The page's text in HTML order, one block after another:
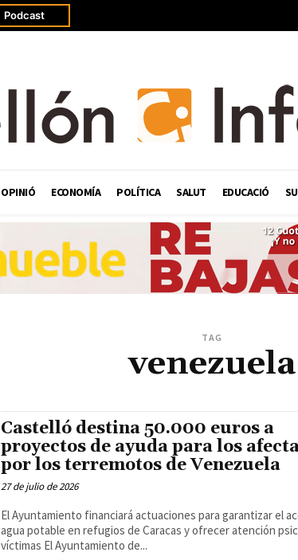
Podcast
OPINIÓ ECONOMÍA POLÍTICA SALUT EDUCACIÓ
TAG
venezuela
Castelló destina 50.000 euros a
proyectos de ayuda para los
por los terremotos de Venezuela
27 de julio de 2026
El Ayuntamiento financiará actuaciones para garantizar el
agua potable en refugios de Caracas y ofrecer atención
víctimas El Ayuntamiento de...